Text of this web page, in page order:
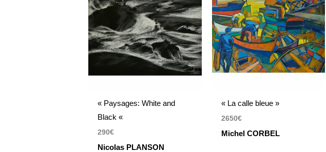
« Paysages: White and
Black «
290€
Nicolas PLANSON
« La calle bleue »
2650€
Michel CORBEL